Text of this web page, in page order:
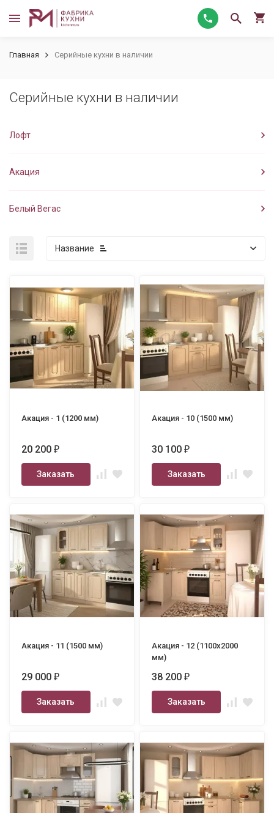
Главная Серийные кухни в наличии
Серийные кухни в наличии
Лофт
Акация
Белый Вегас
Название
Акация - 1 (1200 мм)
20 200₽
Заказать
Акация - 10 (1500 мм)
30 100₽
Заказать
Акация - 11 (1500 мм)
29 000₽
Заказать
Акация - 12 (1100х2000
мм)
38 200₽
Заказать